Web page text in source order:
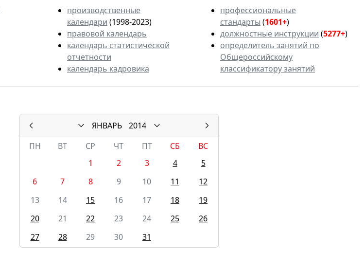
производственные
календари (1998-2023)
правовой календарь
календарь статистической
отчетности
календарь кадровика
профессиональные
стандарты (1601+)
должностные инструкции (5277+)
определитель занятий по
Общероссийскому
классификатору занятий
ЯНВАРЬ
2014
ПН
ВТ СР ЧТ ПТ СБ
ВС
1
2 3 4
5
6
7 8 9 10 11
12
13
14 15 16 17 18
19
20
21 22 23 24 25
26
27
28 29 30 31